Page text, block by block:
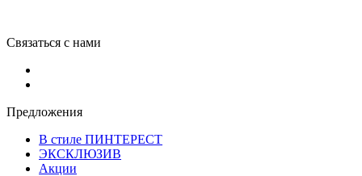
Связаться с нами
Предложения
В стиле ПИНТЕРЕСТ
ЭКСКЛЮЗИВ
Акции